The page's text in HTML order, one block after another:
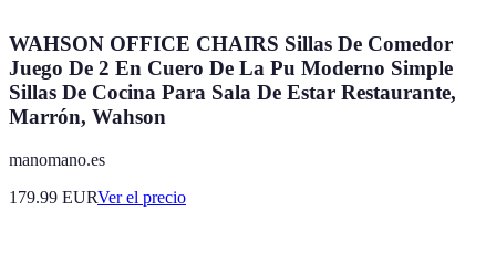
WAHSON OFFICE CHAIRS Sillas De Comedor
Juego De 2 En Cuero De La Pu Moderno Simple
Sillas De Cocina Para Sala De Estar Restaurante,
Marrón, Wahson
manomano.es
179.99 EURVer el precio